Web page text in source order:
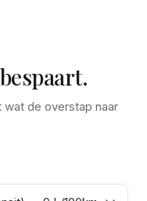
wat de overstap naar